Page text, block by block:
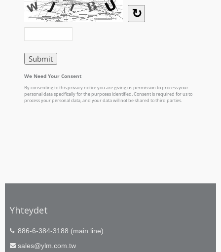
Yhteydet
886-6-384-3188 (main line)
sales@ylm.com.tw